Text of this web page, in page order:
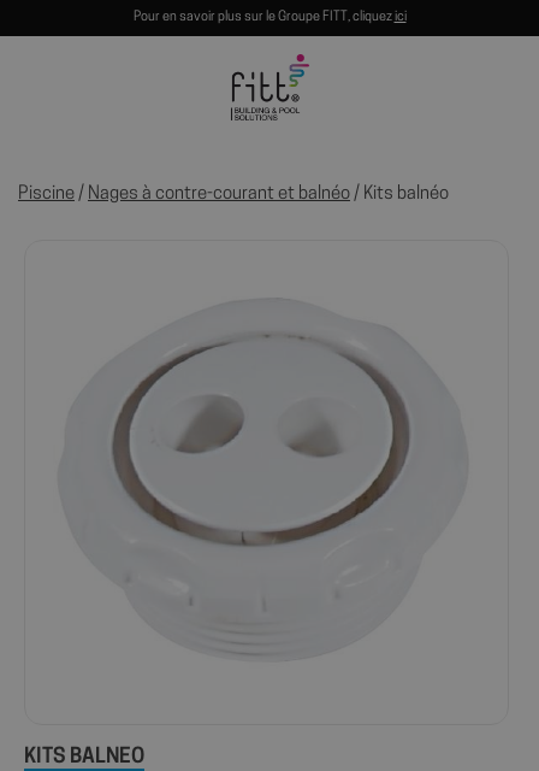
Pour en savoir plus sur le Groupe FITT, cliquezici
Piscine / Nages à contre-courant et balnéo / Kits balnéo
KITS BALNÉO